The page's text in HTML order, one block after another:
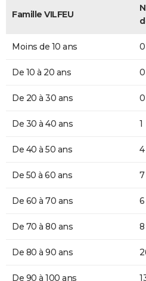
Famille VILFEU
Moins de 10 ans 0
De 10 à 20 ans 0
De 20 à 30 ans 0
De 30 à 40 ans 1
De 40 à 50 ans 4
De 50 à 60 ans 7
De 60 à 70 ans 6
De 70 à 80 ans 8
De 80 à 90 ans
De 90 à 100 ans